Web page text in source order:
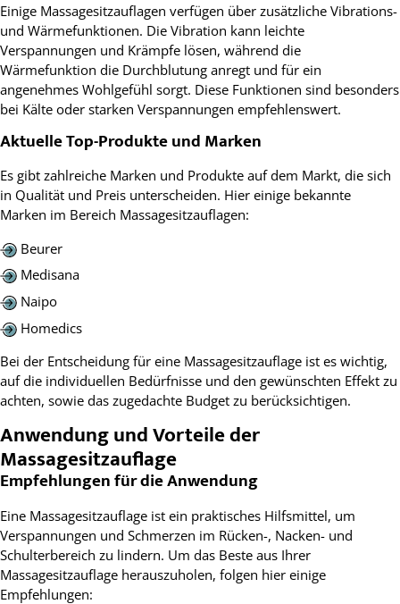
Einige Massagesitzauflagen verfügen über zusätzliche Vibrations-
und Wärmefunktionen. Die Vibration kann leichte
Verspannungen und Krämpfe lösen, während die
Wärmefunktion die Durchblutung anregt und für ein
angenehmes Wohlgefühl sorgt. Diese Funktionen sind besonders
bei Kälte oder starken Verspannungen empfehlenswert.
Aktuelle Top-Produkte und Marken
Es gibt zahlreiche Marken und Produkte auf dem Markt, die sich
in Qualität und Preis unterscheiden. Hier einige bekannte
Marken im Bereich Massagesitzauflagen:
Beurer
Medisana
Naipo
Homedics
Bei der Entscheidung für eine Massagesitzauflage ist es wichtig,
auf die individuellen Bedürfnisse und den gewünschten Effekt zu
achten, sowie das zugedachte Budget zu berücksichtigen.
Anwendung und Vorteile der
Massagesitzauflage
Empfehlungen für die Anwendung
Eine Massagesitzauflage ist ein praktisches Hilfsmittel, um
Verspannungen und Schmerzen im Rücken-, Nacken- und
Schulterbereich zu lindern. Um das Beste aus Ihrer
Massagesitzauflage herauszuholen, folgen hier einige
Empfehlungen: